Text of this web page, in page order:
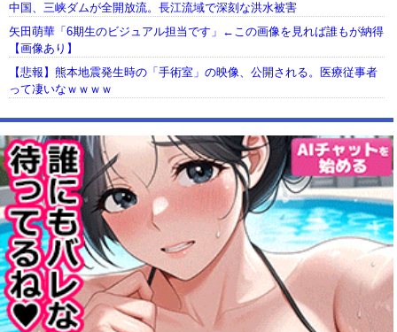
中国、三峡ダムが全開放流。長江流域で深刻な洪水被害
矢田萌華「6期生のビジュアル担当です」←この画像を見れば誰もが納得
【画像あり】
【悲報】熊本地震発生時の「手術室」の映像、公開される。医療従事者
って凄いなｗｗｗｗ
【動画】USJの禁止エリアに子どもたちが続々乱入 → スタッフが注意し
ても止まらない事態に
Powered by livedoor 相互RSS